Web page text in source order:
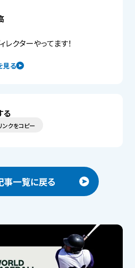
見る
クターやってます！
る
ンクをコピー
事一覧に戻る